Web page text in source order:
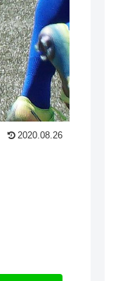
2020.08.26